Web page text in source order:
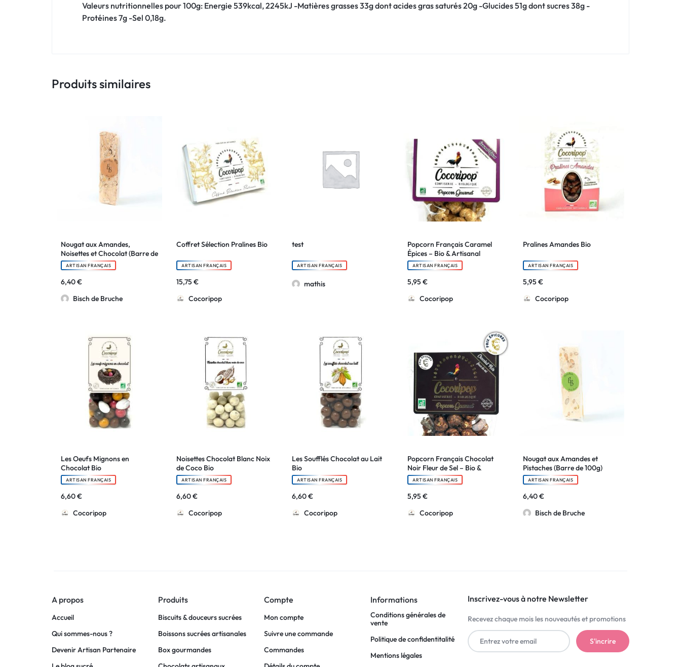
Valeurs nutritionnelles pour 100g: Energie 539kcal,2245kJ -Matières grasses 33g dont acides gras saturés 20g -Glucides 51g dont sucres 38g -
Protéines 7g -Sel 0,18g.
Produits similaires
Nougat aux Amandes,
Noisettes et Chocolat (Barre de
100g)
ARTISAN FRANÇAIS
6,40€
Bisch de Bruche
Coffret Sélection Pralines Bio
ARTISAN FRANÇAIS
15,75 €
Cocoripop
test
ARTISAN FRANÇAIS
mathis
Popcorn Français Caramel
Épices – Bio & Artisanal
ARTISAN FRANÇAIS
5,95 €
Cocoripop
Pralines Amandes Bio
ARTISAN FRANÇAIS
5,95 €
Cocoripop
Les Oeufs Mignons en
Chocolat Bio
ARTISAN FRANÇAIS
6,60€
Cocoripop
Noisettes Chocolat Blanc Noix
de Coco Bio
ARTISAN FRANÇAIS
6,60€
Cocoripop
Les Soufflés Chocolat au Lait
Bio
ARTISAN FRANÇAIS
6,60€
Cocoripop
Popcorn Français Chocolat
Noir Fleur de Sel – Bio &
Médaillé d’Or
ARTISAN FRANÇAIS
5,95 €
Cocoripop
Nougat aux Amandes et
Pistaches (Barre de 100g)
ARTISAN FRANÇAIS
6,40€
Bisch de Bruche
A propos
Accueil
Qui sommes-nous ?
Devenir Artisan Partenaire
Produits
Biscuits & douceurs sucrées
Boissons sucrées artisanales
Box gourmandes
Compte
Mon compte
Suivre une commande
Commandes
Informations
Conditions générales de
vente
Politique de confidentitalité
Mentions légales
Inscrivez-vous à notre Newsletter
Recevez chaque mois les nouveautés et promotions